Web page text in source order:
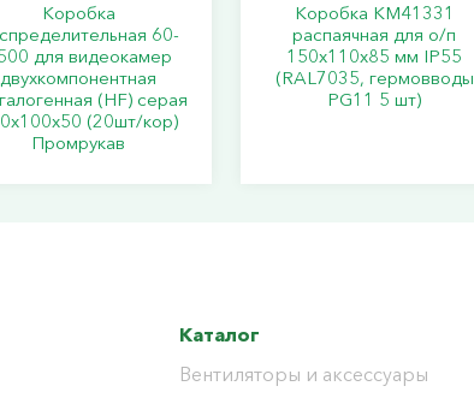
Коробка
60-
для видеокамер
двухкомпонентная
(HF) серая
(20шт/кор)
Промрукав
Коробка КМ41331
распаячная для о/п
150х110х85 мм IP55
(RAL7035, гермовводы
PG11 5 шт)
Каталог
Вентиляторы и аксессуары